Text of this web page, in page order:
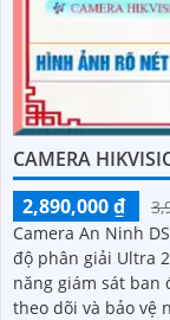
CAMERA
2,890,000 ₫
Camera An Ninh
độ phân giải Ultra 2k,
năng giám sát ban
theo dõi và bảo vệ